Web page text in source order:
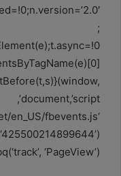
;
document,’script’,
‘https://connect.facebook.net/en_US/fbevents.js’);
‘PageView’);